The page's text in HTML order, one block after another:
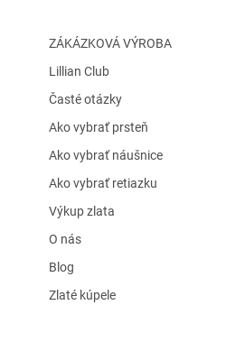
ZÁKÁZKOVÁ VÝROBA
Lillian Club
Časté otázky
Ako vybrať prsteň
Ako vybrať náušnice
Ako vybrať retiazku
Výkup zlata
O nás
Blog
Zlaté kúpele